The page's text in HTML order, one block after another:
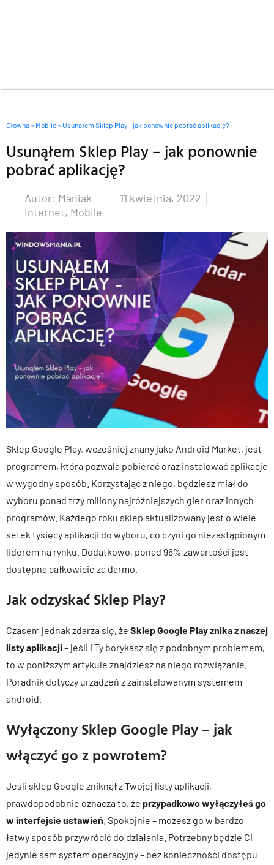
Główna » Mobile » Usunąłem Sklep Play – jak ponownie pobrać aplikację?
Usunąłem Sklep Play – jak ponownie
pobrać aplikację?
Autor: Maniak
11 kwietnia, 2022
Internet, Mobile
Sklep Google Play, wcześniej znany jako Android Market, jest
programem, która pozwala pobierać oraz instalować aplikacje
w wygodny sposób. Korzystając z niego, będziesz miał do
wyboru ponad trzy miliony najróżniejszych gier oraz innych
programów. Każdego roku sklep aktualizowany jest o wiele
setek tysięcy aplikacji do wyboru, co czyni go niezastąpionym
liderem na rynku. Dodatkowo, ponad 96% zawartości jest
dostępna całkowicie za darmo.
Jak odzyskać Sklep Play?
Czasem jednak zdarza się, że Sklep Google Play znika z naszej
listy aplikacji– jeśli i Ty borykasz się z podobnym problemem,
to w poniższym artykule znajdziesz na niego rozwiązanie.
Poradnik dotyczy urządzeń z zainstalowanym systemem
android.
Wyłączony Sklep Google Play – jak
włączyć go z powrotem?
Jeśli sklep Google zniknął z Twojej listy aplikacji,
prawdopodobnie oznacza to, że przypadkowo wyłączyłeś go
w interfejsie ustawień . Spokojnie – możesz go w bardzo
łatwy sposób przywrócić do działania. Potrzebny będzie Ci
jedynie sam system operacyjny – bez konieczności dostępu